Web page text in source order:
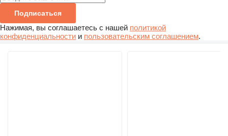
Подписаться
Нажимая, вы соглашаетесь с нашей политикой
конфиденциальности и пользовательским соглашением.